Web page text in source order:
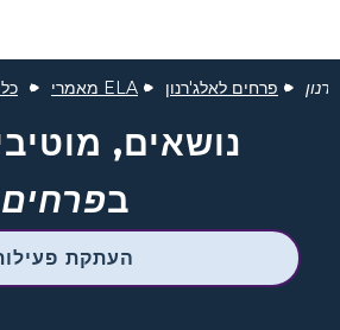
מאמרי ELA פרחים לאלג'רנון
נושאים,
ב
העתקת